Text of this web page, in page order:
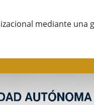
mediante una